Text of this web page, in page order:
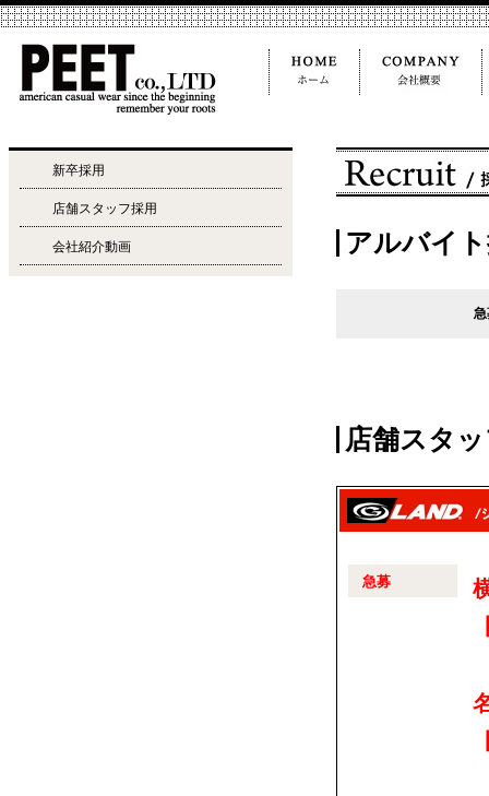
新卒採用
店舗スタッフ採用
会社紹介動画 アルバイ
店舗スタ
急募